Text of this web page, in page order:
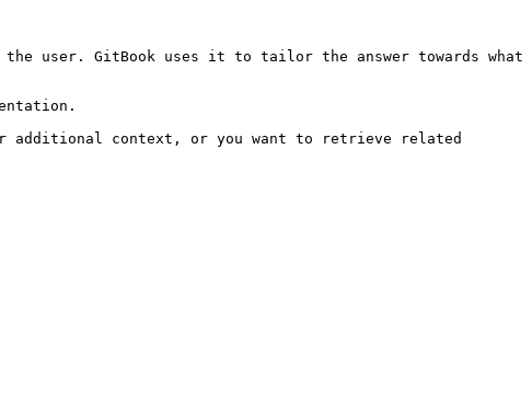
user. GitBook uses it to tailor the answer towards what
additional context, or you want to retrieve related